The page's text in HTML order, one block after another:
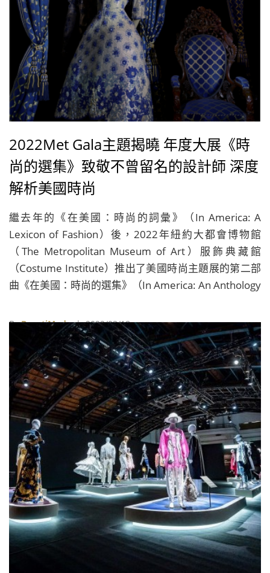
2022Met Gala主題揭曉 年度大展《時
尚的選集》致敬不曾留名的設計師 深度
解析美國時尚
繼去年的《在美國：時尚的詞彙》（In America: A
Lexicon of Fashion）後，2022年紐約大都會博物館
（The Metropolitan Museum of Art）服飾典藏館
（Costume Institute）推出了美國時尚主題展的第二部
曲《在美國：時尚的選集》（In America: An Anthology
致敬。
ByBeautiMode| 2022/03/18